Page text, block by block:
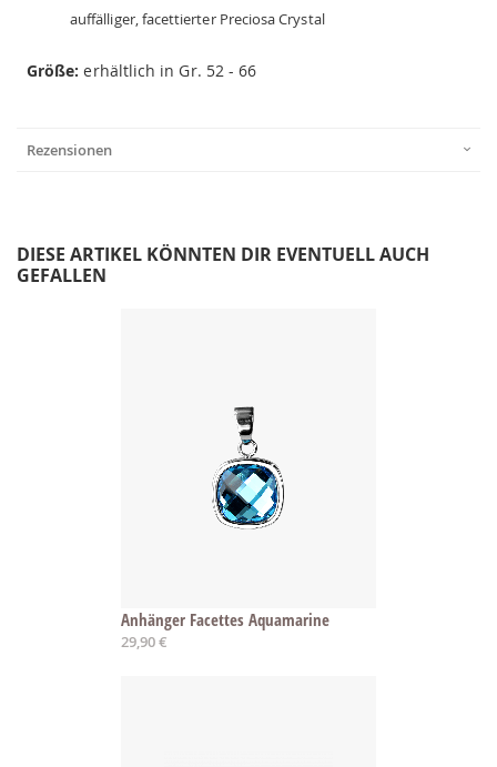
auffälliger, facettierter Preciosa Crystal
Größe: erhältlich in Gr. 52 - 66
Rezensionen
DIESE ARTIKEL KÖNNTEN DIR EVENTUELL AUCH
GEFALLEN
Anhänger Facettes Aquamarine
29,90 €